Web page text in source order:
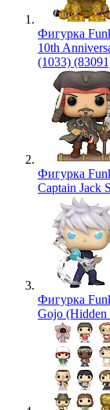
Фигурка
10th
(1033)
Фигурка
Captain Jack
Фигурка
Gojo (Hidden